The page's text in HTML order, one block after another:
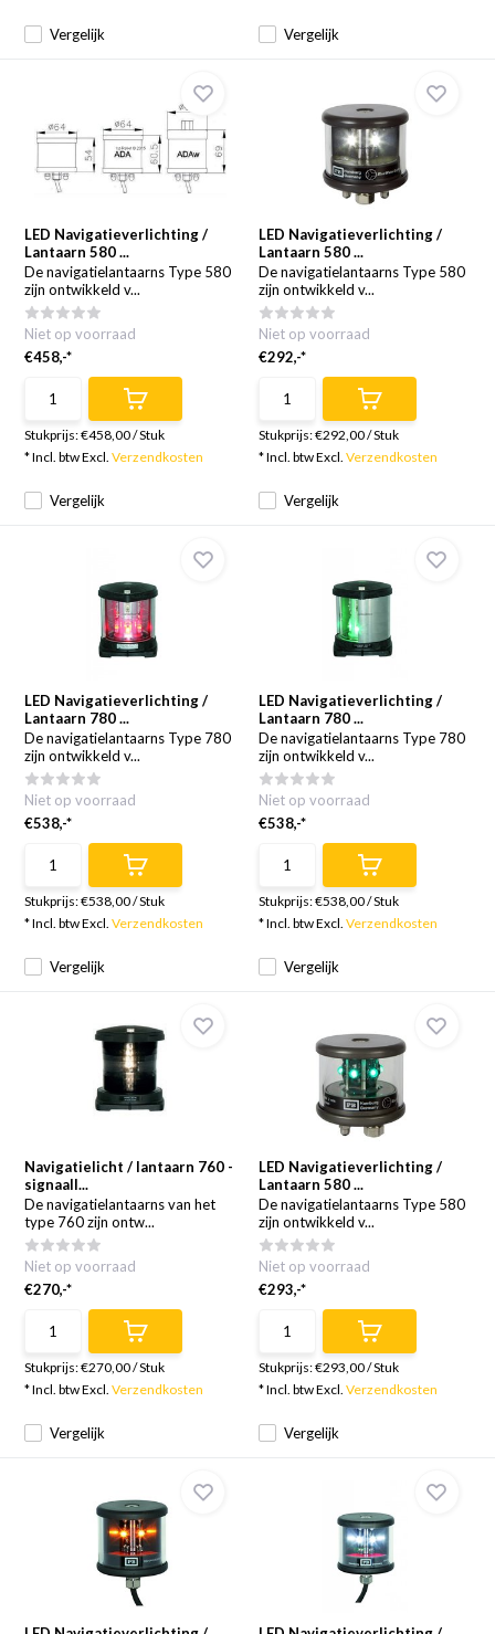
Vergelijk Vergelijk
LED Navigatieverlichting /
Lantaarn 580 ...
De navigatielantaarns Type 580
zijn ontwikkeld v...
Vergelijk
Niet op voorraad
€458,-*
Stukprijs:€458,00/Stuk
* Incl. btw Excl.Verzendkosten
LED Navigatieverlichting /
Lantaarn 580 ...
De navigatielantaarns Type 580
zijn ontwikkeld v...
Vergelijk
Niet op voorraad
€292,-*
Stukprijs:€292,00/Stuk
* Incl. btw Excl. Verzendkosten
LED Navigatieverlichting /
Lantaarn 780 ...
De navigatielantaarns Type 780
zijn ontwikkeld v...
Vergelijk
Niet op voorraad
€538,-*
Stukprijs:€538,00/Stuk
* Incl. btw Excl.Verzendkosten
LED Navigatieverlichting /
Lantaarn 780 ...
De navigatielantaarns Type 780
zijn ontwikkeld v...
Vergelijk
Niet op voorraad
€538,-*
Stukprijs:€538,00/Stuk
* Incl. btw Excl. Verzendkosten
Navigatielicht / lantaarn 760 -
signaall...
De navigatielantaarns van het
type 760 zijn ontw...
Vergelijk
Niet op voorraad
€270,-*
Stukprijs:€270,00/Stuk
* Incl. btw Excl.Verzendkosten
LED Navigatieverlichting /
Lantaarn 580 ...
De navigatielantaarns Type 580
zijn ontwikkeld v...
Vergelijk
Niet op voorraad
€293,-*
Stukprijs:€293,00/Stuk
* Incl. btw Excl. Verzendkosten